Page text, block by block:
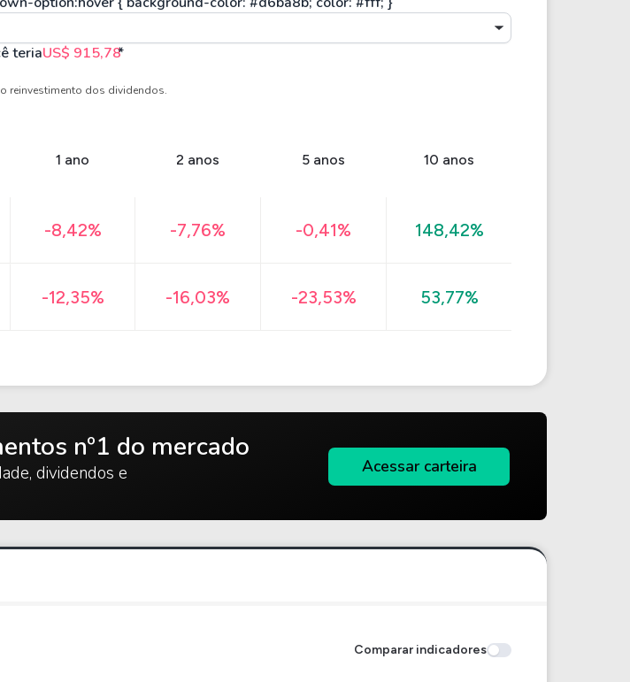
teriaUS$ 915,78*
reinvestimento dos dividendos.
1 ano 2 anos 5 anos 10 anos
-8,42% -7,76% -0,41% 148,42%
-12,35% -16,03% -23,53% 53,77%
nº1 do mercado
dividendos e
Acessar carteira
Comparar indicadores